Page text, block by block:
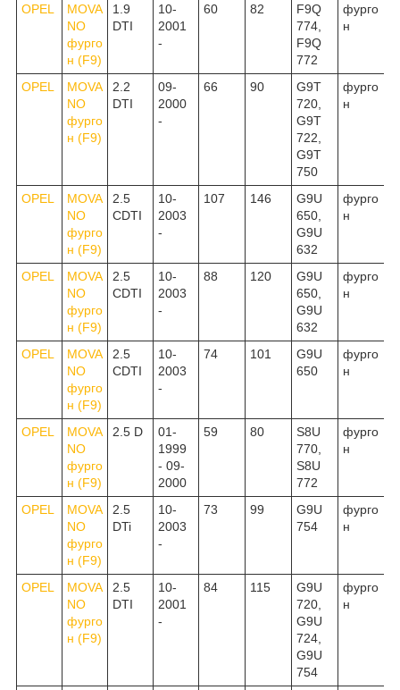
OPEL
MOVA
NO
фурго
н (F9)
1.9
DTI
10-
2001
-
60 82
F9Q
774,
F9Q
772
фурго
н
OPEL
MOVA
NO
фурго
н (F9)
2.2
DTI
09-
2000
-
66 90
G9T
720,
G9T
722,
G9T
750
фурго
н
OPEL
MOVA
NO
фурго
н (F9)
2.5
CDTI
10-
2003
-
107 146
G9U
650,
G9U
632
фурго
н
OPEL
MOVA
NO
фурго
н (F9)
2.5
CDTI
10-
2003
-
88 120
G9U
650,
G9U
632
фурго
н
OPEL
MOVA
NO
фурго
н (F9)
2.5
CDTI
10-
2003
-
74 101
G9U
650
фурго
н
OPEL
MOVA
NO
фурго
н (F9)
2.5 D
01-
1999
- 09-
2000
59 80
S8U
770,
S8U
772
фурго
н
OPEL
MOVA
NO
фурго
н (F9)
2.5
DTi
10-
2003
-
73 99
G9U
754
фурго
н
OPEL
MOVA
NO
фурго
н (F9)
2.5
DTI
10-
2001
-
84 115
G9U
720,
G9U
724,
G9U
754
фурго
н